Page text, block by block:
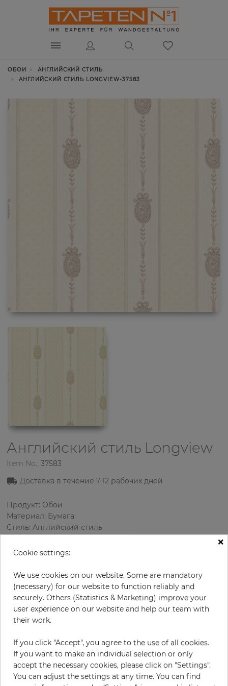
ОБОИ
АНГЛИЙСКИЙ СТИЛЬ
АНГЛИЙСКИЙ СТИЛЬ LONGVIEW-37583
Английский стиль Longview
Item No.: 37583
Доставка в течение7-12 рабочих дней
Продукт: Обои
Материал: Бумага
Стиль: Английский стиль
Размеры (ширина/длина): 52 см / 10.05 м
Использование: Зал
Цвет: Розовый
Цвет узора: Кремовый
59,50 € за рулон
19% НДС включительно + Доставка
Цена за м² - 11,39 €
×
Cookie settings:
We use cookies on our website. Some are mandatory
(necessary) for our website to function reliably and
securely. Others (Statistics & Marketing) improve your
user experience on our website and help our team with
their work.
If you click "Accept", you agree to the use of all cookies.
If you want to make an individual selection or only
accept the necessary cookies, please click on "Settings".
You can adjust the settings at any time. You can find